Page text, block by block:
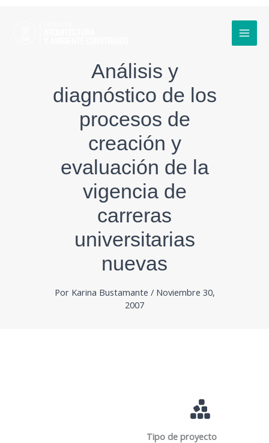
Análisis y
diagnóstico de los
procesos de
creación y
evaluación de la
vigencia de
carreras
universitarias
nuevas
Por Karina Bustamante / Noviembre 30,
2007
Tipo de proyecto